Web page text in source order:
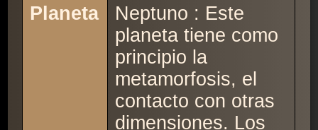
Planeta
Neptuno : Este
planeta tiene como
principio la
metamorfosis, el
contacto con otras
dimensiones. Los